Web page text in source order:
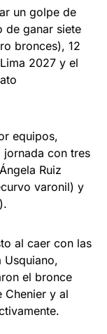
un golpe de
de ganar siete
bronces), 12
2027 y el
equipos,
jornada con tres
Ruiz
varonil) y
al caer con las
Usquiano,
el bronce
Chenier y al